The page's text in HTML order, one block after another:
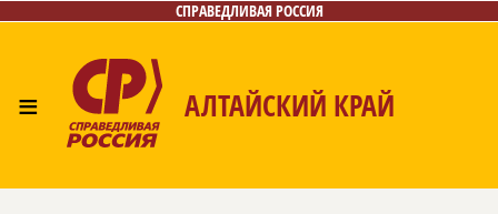
СПРАВЕДЛИВАЯ РОССИЯ
≡ АЛТАЙСКИЙ КРАЙ